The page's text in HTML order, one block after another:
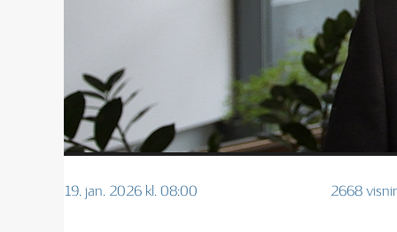
19. jan. 2026 kl. 08:00 2668